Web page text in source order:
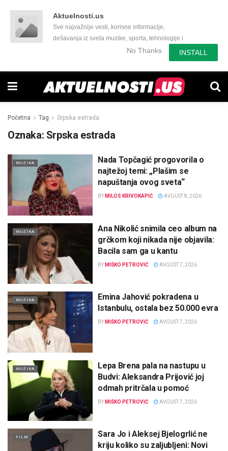
Aktuelnosti.us
Sve najvažnije vesti, korisne informacije,
dešavanja iz sveta muzike, sporta, tehnologije i
još mnogo toga zanimljivog.No Thanks INSTALL
Početna Tag Srpska estrada
Oznaka: Srpska estrada
MUZIKA
Nada Topčagić progovorila o
najtežoj temi: „Plašim se
napuštanja ovog sveta“
BY MILOS KRIVOKAPIĆ AVGUST 8, 2026
MUZIKA
Ana Nikolić snimila ceo album na
grčkom koji nikada nije objavila:
Bacila sam ga u kantu
BY MIŠKO PETROVIĆ AVGUST 7, 2026
MUZIKA
Emina Jahović pokradena u
Istanbulu, ostala bez 50.000 evra
BY MIŠKO PETROVIĆ AVGUST 7, 2026
MUZIKA
Lepa Brena pala na nastupu u
Budvi: Aleksandra Prijović joj
odmah pritrčala u pomoć
BY MIŠKO PETROVIĆ AVGUST 7, 2026
FILM
Sara Jo i Aleksej Bjelogrlić ne
kriju koliko su zaljubljeni: Novi